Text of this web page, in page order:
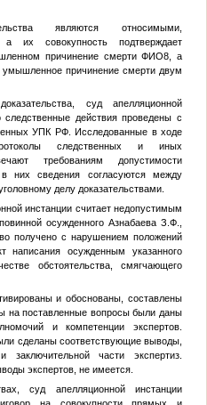
являются относимыми,
их совокупность подтверждает
причинение смертиФИО8 , а
причинение смерти двум
суд апелляционной
действия проведены с
УПК РФ. Исследованные в ходе
следственных и иных
требованиям допустимости
в них сведения согласуются между
делу доказательствами.
инстанции считает недопустимым
осужденного Азнабаева З.Ф.,
получено с нарушением положений
осужденным указанного
обстоятельства, смягчающего
и обоснованы, составлены
на поставленные вопросы были даны
и компетенции экспертов.
сделаны соответствующие выводы,
части экспертиз.
экспертов, не имеется.
суд апелляционной инстанции